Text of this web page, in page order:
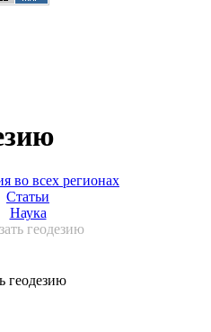
во всех регионах
Статьи
Наука
геодезию
геодезию